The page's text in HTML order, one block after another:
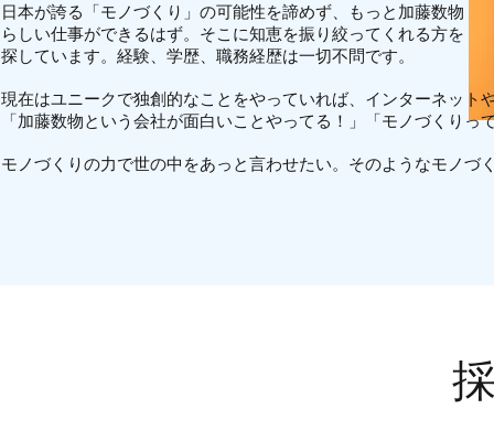
日本が誇る「モノづくり」の可能性を諦めず、もっと加藤数物
らしい仕事ができるはず。そこに知恵を振り絞ってくれる方を
探しています。経験、学歴、職務経歴は一切不問です。
現在はユニークで独創的なことをやっていれば、インターネット
「加藤数物という会社が面白いことやってる！」「モノづくり
モノづくりの力で世の中をあっと言わせたい。そのようなモノ